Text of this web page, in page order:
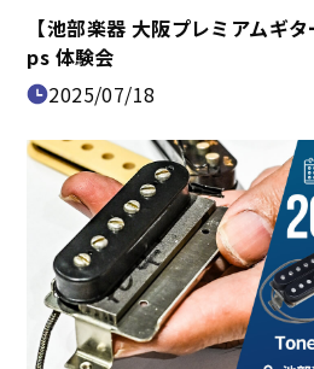
【池部楽器 大阪プレミアムギ
ps 体験会
2025/07/18